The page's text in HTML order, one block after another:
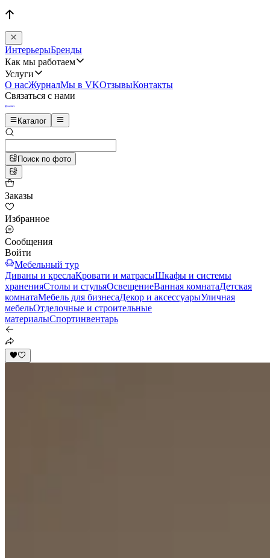
ИнтерьерыБренды
Как мы работаем
Услуги
О насЖурналМы в VKОтзывыКонтакты
Связаться с нами
Каталог
Поиск по фото
Заказы
Избранное
Сообщения
Войти
Мебельный тур
Диваны и креслаКровати и матрасыШкафы и системы
храненияСтолы и стульяОсвещениеВанная комнатаДетская
комнатаМебель для бизнесаДекор и аксессуарыУличная
мебельОтделочные и строительные
материалыСпортинвентарь